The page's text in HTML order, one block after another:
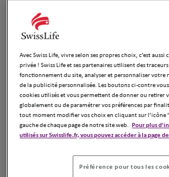
2
21.11
km
Louis PICAMOLES et
41 rue André le Notre
30900 Nimes
Ouvert 09:00 - 12:00 et
Voir
Avec Swiss Life, vivre selon ses propres choix, c’est
privée ! Swiss Life et ses partenaires utilisent des
fonctionnement du site, analyser et personnaliser votre
de la publicité personnalisée. Les boutons ci-contre
cookies utilisés et vous permettent de donner ou retirer
globalement ou de paramétrer vos préférences par
tout moment modifier vos choix en cliquant sur l’icône
gauche de chaque page de notre site web. Pour plus
utilisés sur Swisslife.fr, vous pouvez accéder à la page
Préférence pour tous les